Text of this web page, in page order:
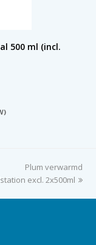
500 ml (incl.
next
post:
Plum verwarmd
excl. 2x500ml